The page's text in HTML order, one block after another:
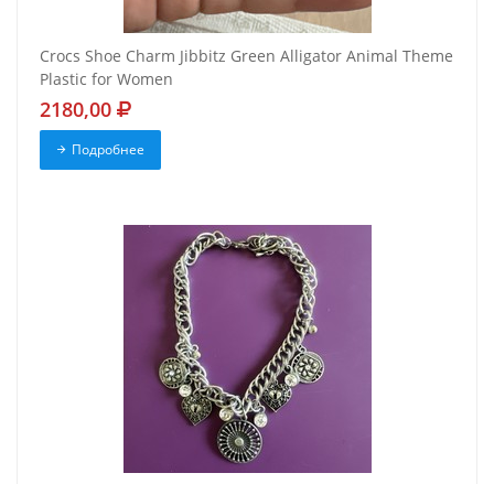
Crocs Shoe Charm Jibbitz Green Alligator Animal Theme
Plastic for Women
2180,00
Подробнее